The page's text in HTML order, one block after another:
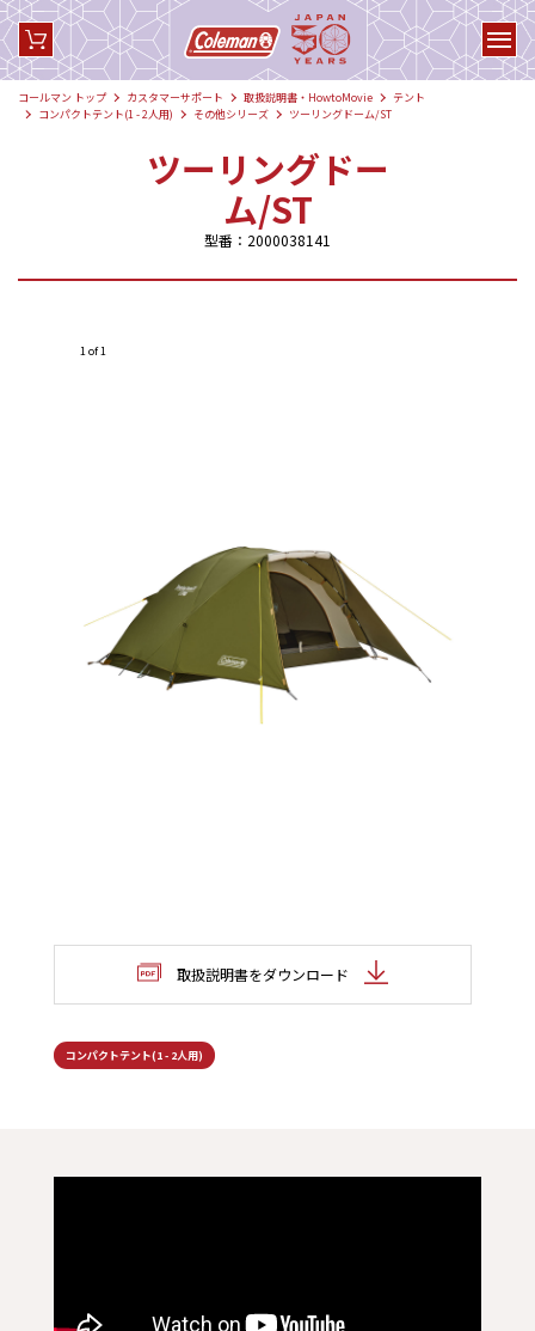
コールマン トップ カスタマーサポート 取扱説明書・HowtoMovie
テント
コンパクトテント(1 - 2人用)
その他シリーズ ツーリングドーム/ST
ツーリングドー
ム/ST
型番：2000038141
1 of 1
取扱説明書をダウンロード
コンパクトテント(1 - 2人用)